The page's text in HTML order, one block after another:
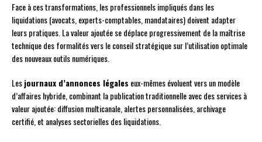
Face à ces transformations, les professionnels impliqués dans les
liquidations (avocats, experts-comptables, mandataires) doivent adapter
leurs pratiques. La valeur ajoutée se déplace progressivement de la maîtrise
technique des formalités vers le conseil stratégique sur l’utilisation optimale
des nouveaux outils numériques.
Lesjournaux d’annonces légales eux-mêmes évoluent vers un modèle
d’affaires hybride, combinant la publication traditionnelle avec des services à
valeur ajoutée: diffusion multicanale, alertes personnalisées, archivage
certifié, et analyses sectorielles des liquidations.